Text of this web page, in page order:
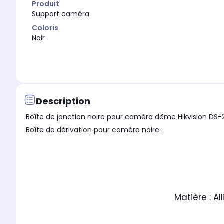
Produit
Support caméra
Coloris
Noir
Description
Boîte de jonction noire pour caméra dôme Hikvision DS-
Boîte de dérivation pour caméra noire :
Matière :